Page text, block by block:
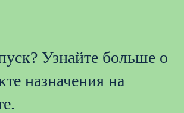
Узнайте больше о
назначения на